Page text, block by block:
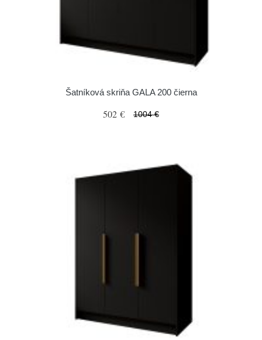
Šatníková skriňa GALA 200 čierna
502 € 1004 €